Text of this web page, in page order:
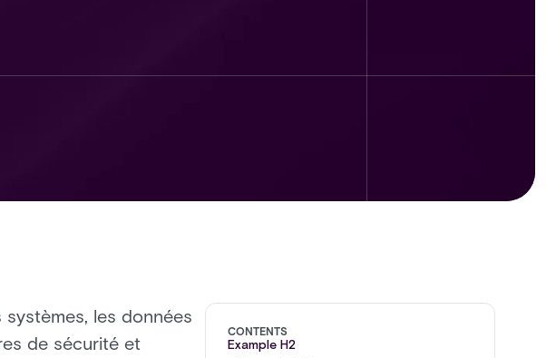
les données
de sécurité et
CONTENTS
Example H2